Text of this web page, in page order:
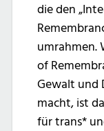
die den
umrahmen.
of
Gewalt und
macht, ist
für trans*